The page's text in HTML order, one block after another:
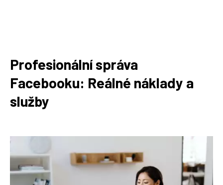
Profesionální správa
Facebooku: Reálné náklady a
služby